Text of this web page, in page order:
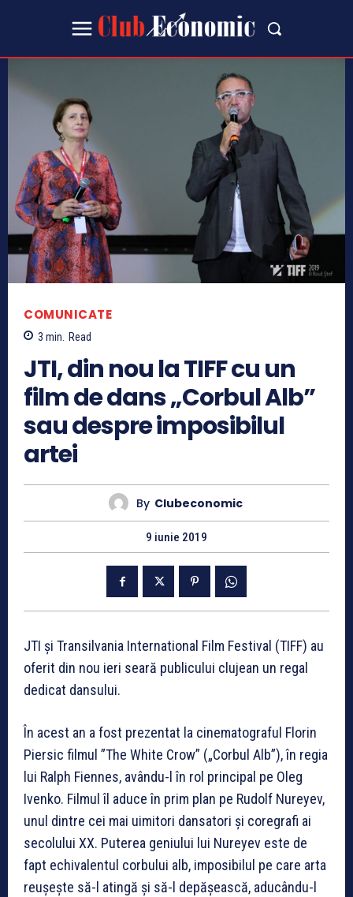
COMUNICATE
3 min. Read
JTI, din nou la TIFF cu un
film de dans „Corbul Alb”
sau despre imposibilul
artei
By Clubeconomic
9 iunie 2019
JTI și Transilvania International Film Festival (TIFF) au
oferit din nou ieri seară publicului clujean un regal
dedicat dansului.
În acest an a fost prezentat la cinematograful Florin
Piersic filmul ”The White Crow” („Corbul Alb”), în regia
lui Ralph Fiennes, avându-l în rol principal pe Oleg
Ivenko. Filmul îl aduce în prim plan pe Rudolf Nureyev,
unul dintre cei mai uimitori dansatori și coregrafi ai
secolului XX. Puterea geniului lui Nureyev este de
fapt echivalentul corbului alb, imposibilul pe care arta
reușește să-l atingă și să-l depășească, aducându-l